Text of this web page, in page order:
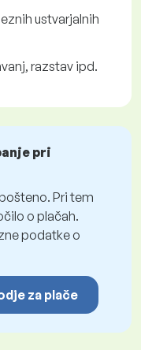
ustvarjalnih
razstav ipd.
pri
Pri tem
o plačah.
podatke o
za plače